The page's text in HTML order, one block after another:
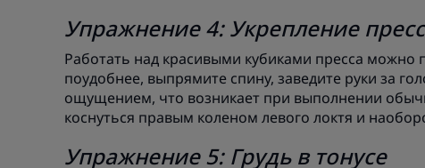
Упражнение 4: Укрепление
Работать над красивыми кубиками пресса можно
поудобнее, выпрямите спину, заведите руки за
ощущением, что возникает при выполнении
коснуться правым коленом левого локтя и
Упражнение 5: Грудь в тонусе